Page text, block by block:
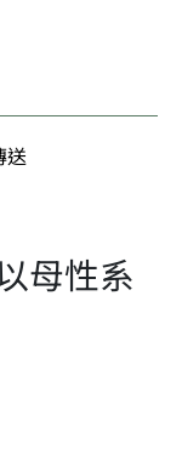
送
母性系